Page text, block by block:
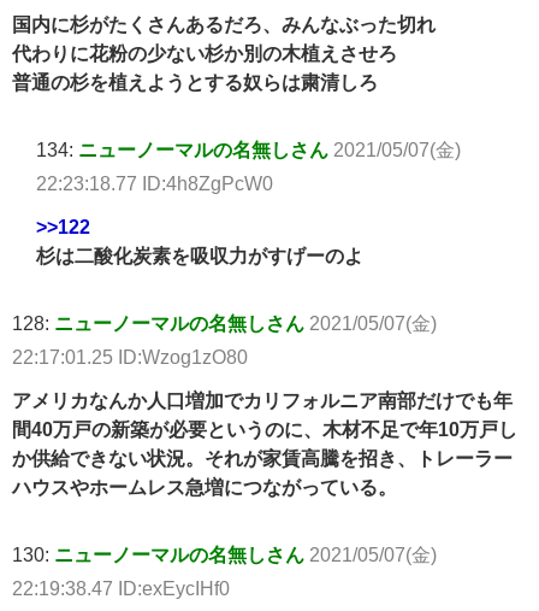
国内に杉がたくさんあるだろ、みんなぶった切れ
代わりに花粉の少ない杉か別の木植えさせろ
普通の杉を植えようとする奴らは粛清しろ
134: ニューノーマルの名無しさん 2021/05/07(金)
22:23:18.77 ID:4h8ZgPcW0
>>122
杉は二酸化炭素を吸収力がすげーのよ
128: ニューノーマルの名無しさん 2021/05/07(金)
22:17:01.25 ID:Wzog1zO80
アメリカなんか人口増加でカリフォルニア南部だけでも年
間40万戸の新築が必要というのに、木材不足で年10万戸し
か供給できない状況。それが家賃高騰を招き、トレーラー
ハウスやホームレス急増につながっている。
130: ニューノーマルの名無しさん 2021/05/07(金)
22:19:38.47 ID:exEycIHf0